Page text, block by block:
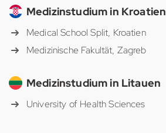
Medizinstudium in Kroatien
Medical School Split, Kroatien
Medizinische Fakultät, Zagreb
Medizinstudium in Litauen
University of Health Sciences